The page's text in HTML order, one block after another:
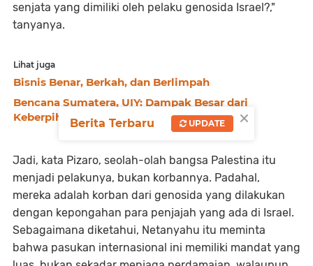
senjata yang dimiliki oleh pelaku genosida Israel?,"
tanyanya.
Lihat juga
Bisnis Benar, Berkah, dan Berlimpah
Bencana Sumatera, UIY: Dampak Besar dari
Keberpihakan Negara kepada Korporasi
Jadi, kata Pizaro, seolah-olah bangsa Palestina itu
menjadi pelakunya, bukan korbannya. Padahal,
mereka adalah korban dari genosida yang dilakukan
dengan kepongahan para penjajah yang ada di Israel.
Sebagaimana diketahui, Netanyahu itu meminta
bahwa pasukan internasional ini memiliki mandat yang
×
Berita Terbaru UPDATE